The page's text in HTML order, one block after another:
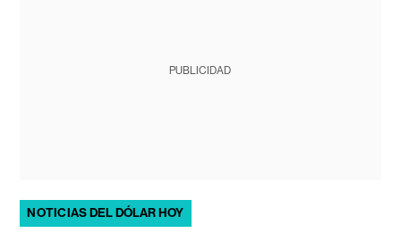
PUBLICIDAD
NOTICIAS DEL DÓLAR HOY